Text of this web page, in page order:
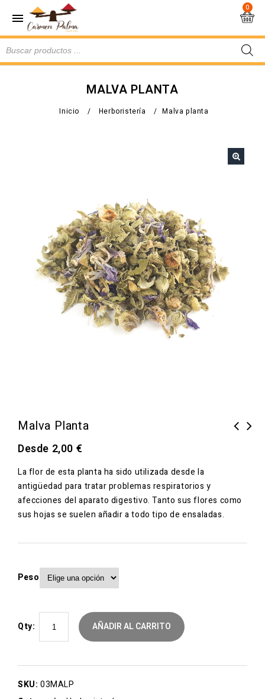
0
MALVA PLANTA
Inicio / Herboristería / Malva planta
Malva Planta
Desde 2,00 €
La flor de esta planta ha sido utilizada desde la
antigüedad para tratar problemas respiratorios y
afecciones del aparato digestivo. Tanto sus flores como
sus hojas se suelen añadir a todo tipo de ensaladas.
Peso
Qty: AÑADIR AL CARRITO
SKU: 03MALP